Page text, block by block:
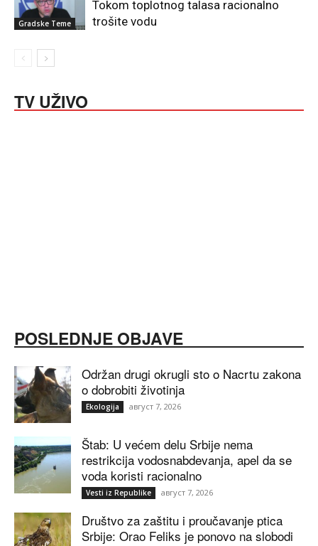
Gradske Teme
Tokom toplotnog talasa racionalno
trošite vodu
TV UŽIVO
POSLEDNJE OBJAVE
Održan drugi okrugli sto o Nacrtu zakona
o dobrobiti životinja
Ekologija август 7, 2026
Štab: U većem delu Srbije nema
restrikcija vodosnabdevanja, apel da se
voda koristi racionalno
Vesti iz Republike август 7, 2026
Društvo za zaštitu i proučavanje ptica
Srbije: Orao Feliks je ponovo na slobodi